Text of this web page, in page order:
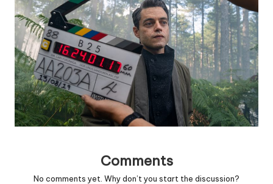
o
r
n
o
v
a
Comments
No comments yet. Why don’t you start the discussion?